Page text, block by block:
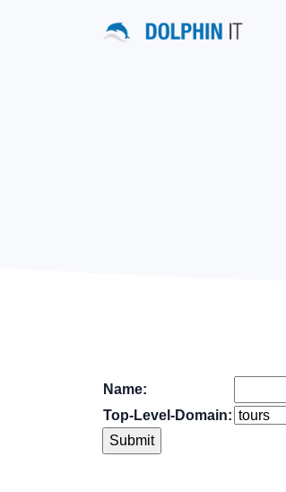
Name:
Top-Level-Domain: